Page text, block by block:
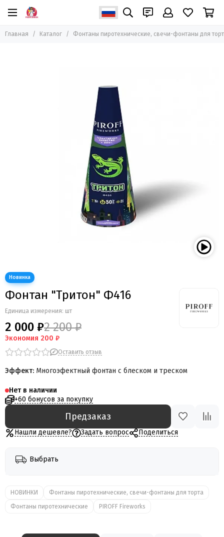
Фонтаны пиротехнические, свечи-фонтаны для
торта
Главная Каталог Фонтаны пиротехнические, свечи-фонтаны для
Фонтан "Тритон" Ф416
Единица измерения: шт
2 000 ₽2 200 ₽
Экономия 200 ₽
Оставить отзыв
Эффект: Многоэфектный фонтан с блеском и треском
Нет в наличии
+60 бонусов за покупку
Предзаказ
Нашли дешевле? Задать вопрос Поделиться
Выбрать
НОВИНКИ
Фонтаны пиротехнические, свечи-фонтаны для торта
Фонтаны пиротехнические
PIROFF Fireworks